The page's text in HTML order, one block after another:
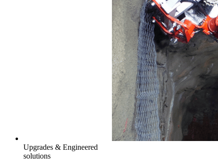
Upgrades & Engineered
solutions